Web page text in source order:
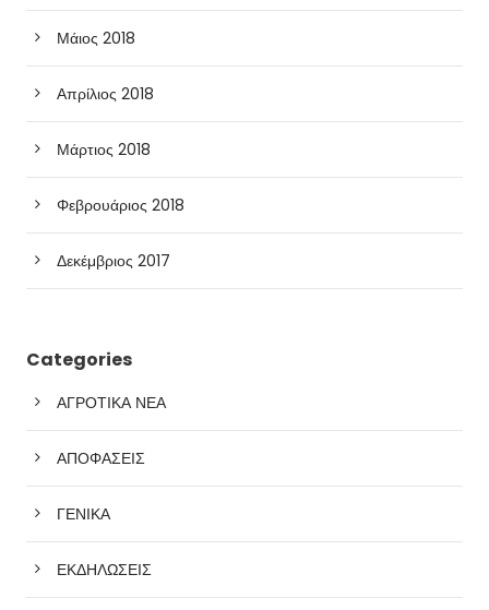
Μάιος 2018
Απρίλιος 2018
Μάρτιος 2018
Φεβρουάριος 2018
Δεκέμβριος 2017
Categories
ΑΓΡΟΤΙΚΑ ΝΕΑ
ΑΠΟΦΑΣΕΙΣ
ΓΕΝΙΚΑ
ΕΚΔΗΛΩΣΕΙΣ